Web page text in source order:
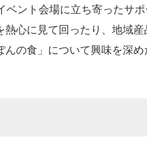
ント会場に立ち寄ったサ
熱心に見て回ったり、地域
んの食」について興味を深め